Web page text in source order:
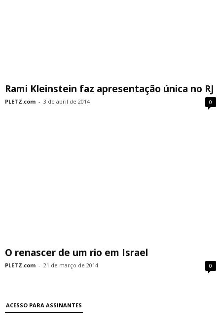
Rami Kleinstein faz apresentação única no RJ
PLETZ.com - 3 de abril de 2014 0
O renascer de um rio em Israel
PLETZ.com - 21 de março de 2014 0
ACESSO PARA ASSINANTES